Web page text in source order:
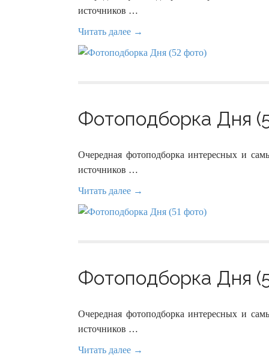
источников …
Читать далее →
Фотоподборка Дня
Очередная фотоподборка интересных и
источников …
Читать далее →
Фотоподборка Дня
Очередная фотоподборка интересных и
источников …
Читать далее →